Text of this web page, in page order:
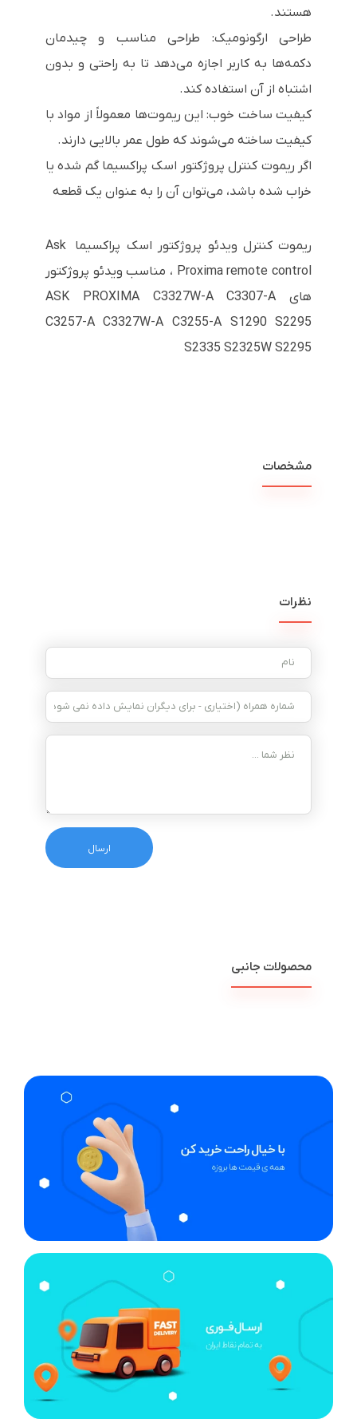
هستند.
طراحی ارگونومیک: طراحی مناسب و چیدمان
دکمه‌ها به کاربر اجازه می‌دهد تا به راحتی و بدون
اشتباه از آن استفاده کند.
کیفیت ساخت خوب: این ریموت‌ها معمولاً از مواد با
کیفیت ساخته می‌شوند که طول عمر بالایی دارند.
اگر ریموت کنترل پروژکتور اسک پراکسیما گم شده یا
خراب شده باشد، می‌توان آن را به عنوان یک قطعه
ریموت کنترل ویدئو پروژکتور اسک پراکسیما Ask
Proxima remote control ، مناسب ویدئو پروژکتور
های ASK PROXIMA C3327W-A C3307-A
C3257-A C3327W-A C3255-A S1290 S2295
S2335 S2325W S2295
مشخصات
نظرات
محصولات جانبی